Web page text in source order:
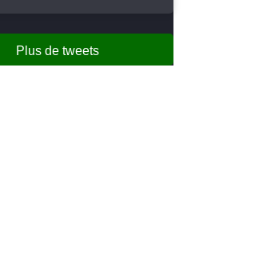
Plus de tweets